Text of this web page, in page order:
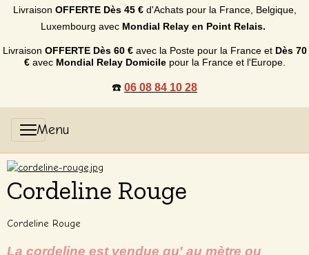
Livraison OFFERTE Dès 45 €d'Achats pour la France, Belgique,
Luxembourg avec Mondial Relay en Point Relais.
Livraison OFFERTE Dès 60 €avec la Poste pour la France et Dès 70
€avec Mondial Relay Domicilepour la France et l'Europe.
☎️ 06 08 84 10 28
Cordeline Rouge
Cordeline Rouge
La cordeline est vendue qu' au mètre ou